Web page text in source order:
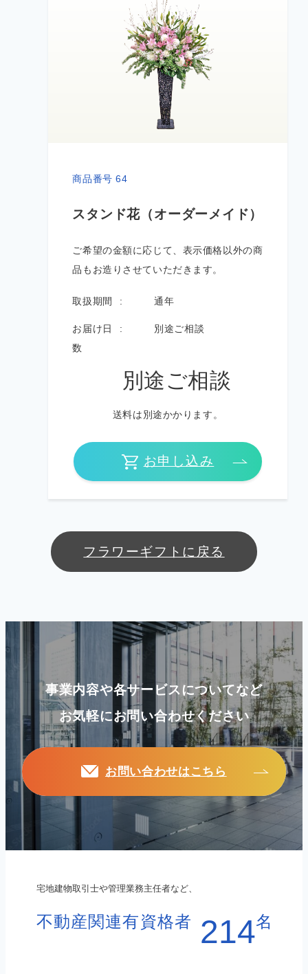
商品番号 64
スタンド花（オーダーメイド）
ご希望の金額に応じて、表示価格以外の商
品もお造りさせていただきます。
取扱期間 通年
お届け日
数
別途ご相談
別途ご相談
送料は別途かかります。
お申し込み
フラワーギフトに戻る
事業内容や各サービスについてなど
お気軽にお問い合わせください
お問い合わせはこちら
宅地建物取引士や管理業務主任者など、
不動産関連有資格者 214名